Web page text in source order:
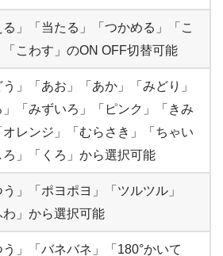
」「当たる」「つかめる」「こ
「こわす」のON OFF切替可能
」「あお」「あか」「みどり」
」「みずいろ」「ピンク」「きみ
オレンジ」「むらさき」「ちゃい
ろ」「くろ」から選択可能
」「ポヨポヨ」「ツルツル」
わ」から選択可能
」「バネバネ」「180°かいて